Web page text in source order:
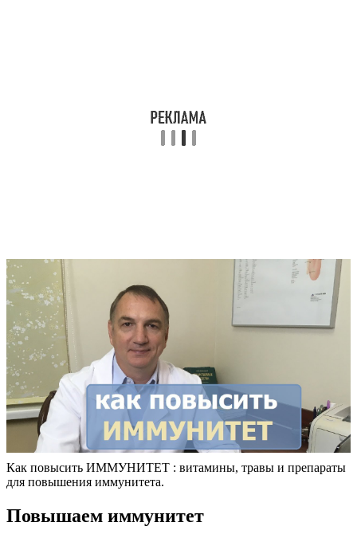
Как повысить ИММУНИТЕТ : витамины, травы и препараты
для повышения иммунитета.
Повышаем иммунитет